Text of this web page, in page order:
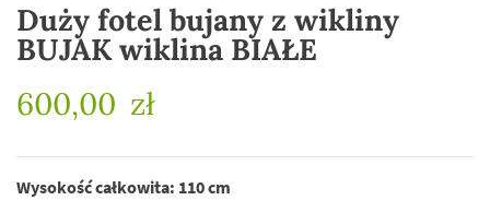
Duży fotel bujany z wikliny
BUJAK wiklina BIAŁE
600,00 zł
Wysokość całkowita: 110 cm